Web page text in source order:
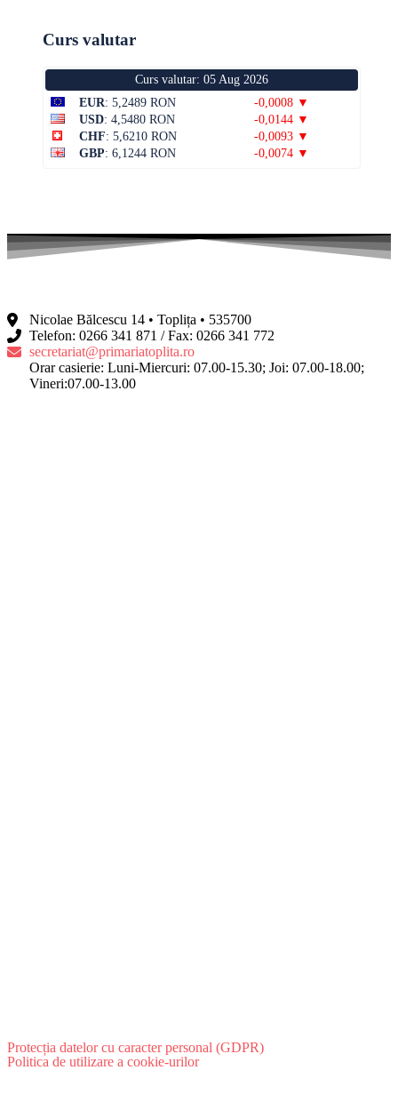
Curs valutar
Curs valutar: 05 Aug 2026
EUR: 5,2489 RON
-0,0008 ▼
USD: 4,5480 RON
-0,0144 ▼
CHF: 5,6210 RON
-0,0093 ▼
GBP: 6,1244 RON -0,0074 ▼
Nicolae Bălcescu 14 • Toplița • 535700
Telefon: 0266 341 871 / Fax: 0266 341 772
secretariat@primariatoplita.ro
Orar casierie: Luni-Miercuri: 07.00-15.30; Joi: 07.00-18.00;
Vineri:07.00-13.00
Protecția datelor cu caracter personal (GDPR)
Politica de utilizare a cookie-urilor